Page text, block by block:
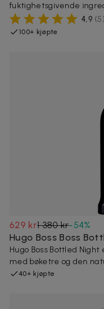
fuktighetsgivende
4,9 (5)
100+ kjøpte
629 kr1 380 kr-54%
Hugo Boss Boss
Hugo Boss Bottled
med bøketre og den
40+ kjøpte